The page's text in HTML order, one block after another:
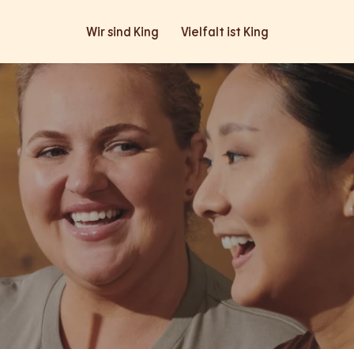
Wir sind King Vielfalt ist King